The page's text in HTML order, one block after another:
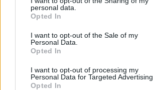
personal data.
Opted In
I want to opt-out of the Sale of my
Personal Data.
Opted In
I want to opt-out of processing my
Personal Data for Targeted Advertising.
Opted In